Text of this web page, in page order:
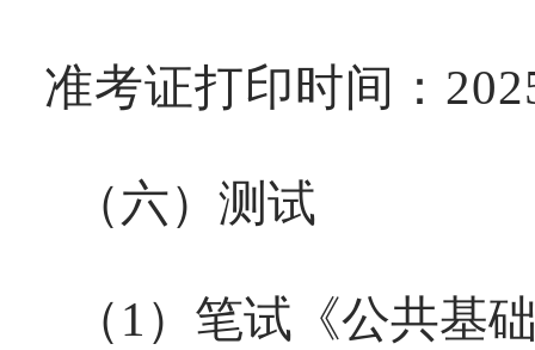
准考证打印时间：
（六） 测试
（ 1 ）笔试《公共基